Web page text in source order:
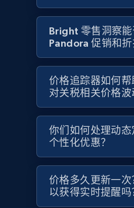
2.4K+ 200+
Home Depot US
URL, Domain, Country code,
Sku, Product id, Product name,
and more.
2.1K+ 355+
Home Depot US - Gather
using specified keywords
URL, Domain, Country code,
Bright 零售洞察
Pandora 促销和折
价格追踪器如何帮
对关税相关价格波
你们如何处理动态
个性化优惠？
价格多久更新一次
以获得实时提醒吗